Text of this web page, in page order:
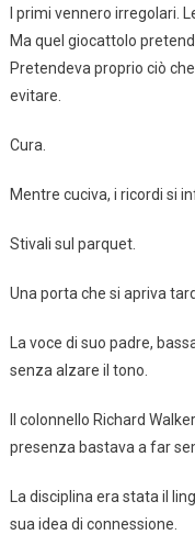
I primi vennero irregolari.
Ma quel giocattolo
Pretendeva proprio ciò
evitare.
Cura.
Mentre cuciva, i ricordi si
Stivali sul parquet.
Una porta che si apriva
La voce di suo padre,
senza alzare il tono.
Il colonnello Richard
presenza bastava a far
La disciplina era stata il
sua idea di connessione.